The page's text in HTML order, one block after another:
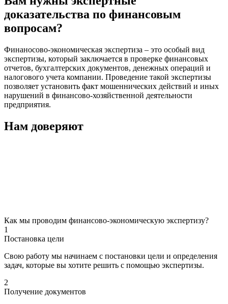
доказательства по финансовым
вопросам?
Финаносово-экономическая экспертиза – это особый вид
экспертизы, который заключается в проверке финансовых
отчетов, бухгалтерских документов, денежных операций и
налогового учета компании. Проведение такой экспертизы
позволяет установить факт мошеннических действий и иных
нарушений в финансово-хозяйственной деятельности
предприятия.
Нам доверяют
Как мы проводим финансово-экономическую экспертизу?
1
Постановка цели
Свою работу мы начинаем с постановки цели и определения
задач, которые вы хотите решить с помощью экспертизы.
2
Получение документов